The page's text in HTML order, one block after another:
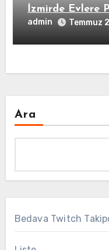
İzmirde Evlere
admin Temmuz
Ara
Bedava Twitch